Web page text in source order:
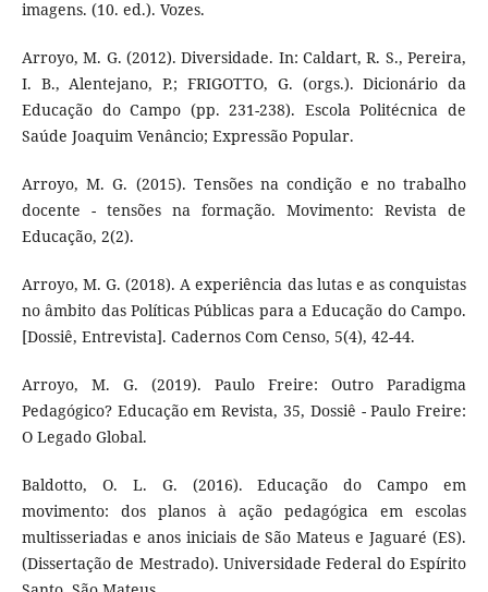
imagens. (10. ed.). Vozes.
Arroyo, M. G. (2012). Diversidade. In: Caldart, R. S., Pereira,
I. B., Alentejano, P.; FRIGOTTO, G. (orgs.). Dicionário da
Educação do Campo (pp. 231-238). Escola Politécnica de
Saúde Joaquim Venâncio; Expressão Popular.
Arroyo, M. G. (2015). Tensões na condição e no trabalho
docente - tensões na formação. Movimento: Revista de
Educação, 2(2).
Arroyo, M. G. (2018). A experiência das lutas e as conquistas
no âmbito das Políticas Públicas para a Educação do Campo.
[Dossiê, Entrevista]. Cadernos Com Censo, 5(4), 42-44.
Arroyo, M. G. (2019). Paulo Freire: Outro Paradigma
Pedagógico? Educação em Revista, 35, Dossiê - Paulo Freire:
O Legado Global.
Baldotto, O. L. G. (2016). Educação do Campo em
movimento: dos planos à ação pedagógica em escolas
multisseriadas e anos iniciais de São Mateus e Jaguaré (ES).
(Dissertação de Mestrado). Universidade Federal do Espírito